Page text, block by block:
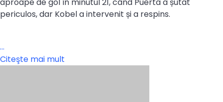
periculos, dar Kobel a intervenit și a respins.
…
Citeşte mai mult